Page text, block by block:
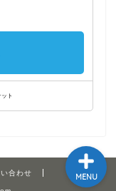
合わせ MENU
こちら
マップ